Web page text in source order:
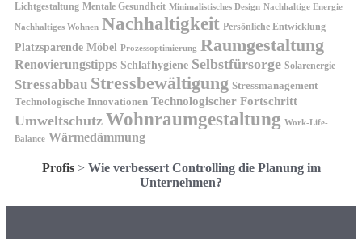
Lichtgestaltung Mentale Gesundheit Minimalistisches Design Nachhaltige Energie
Nachhaltiges Wohnen Nachhaltigkeit Persönliche Entwicklung
Platzsparende Möbel Prozessoptimierung Raumgestaltung
Renovierungstipps Schlafhygiene Selbstfürsorge Solarenergie
Stressabbau Stressbewältigung Stressmanagement
Technologische Innovationen Technologischer Fortschritt
Umweltschutz Wohnraumgestaltung Work-Life-
Balance Wärmedämmung
Profis> Wie verbessert Controlling die Planung im
Unternehmen?